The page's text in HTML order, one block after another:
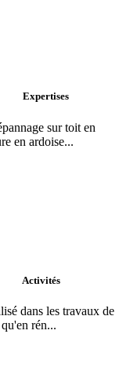
Expertises
sur toit en
en ardoise...
Activités
dans les travaux de
rén...